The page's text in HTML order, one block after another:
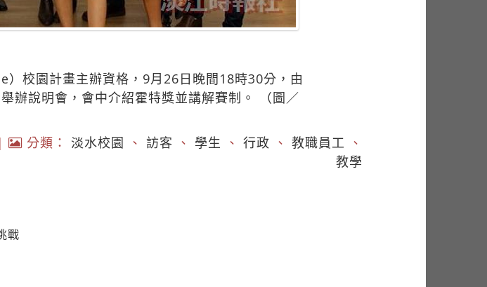
校園計畫主辦資格，9月26日晚間18時30分，由
辦說明會，會中介紹霍特獎並講解賽制。 （圖／
| 分類： 淡水校園 、 訪客 、 學生 、 行政 、 教職員工 、
教學
戰